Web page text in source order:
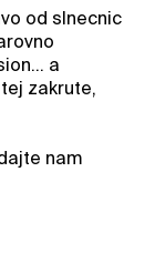
od slnecnic
a
zakrute,
nam